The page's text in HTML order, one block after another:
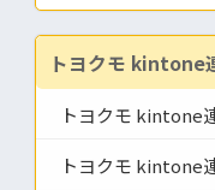
トヨクモ kintone
トヨクモ kintone
トヨクモ kintone